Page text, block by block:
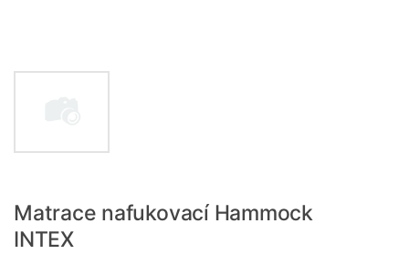
Matrace nafukovací Hammock
INTEX